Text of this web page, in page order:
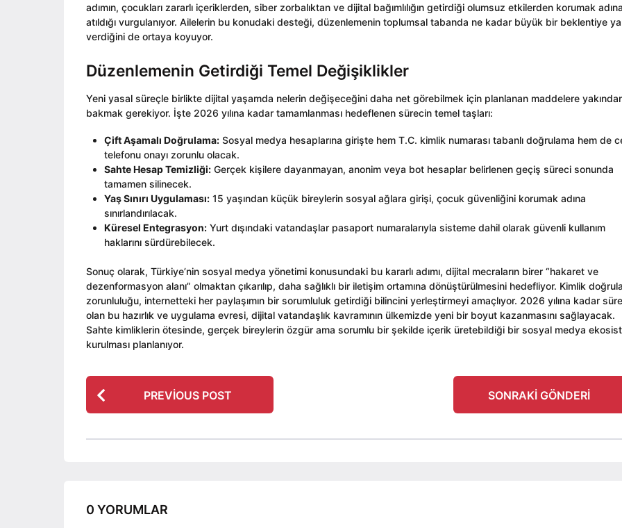
adımın, çocukları zararlı içeriklerden, siber zorbalıktan ve dijital bağımlılığın getirdiği olumsuz etkilerden korumak adına
atıldığı vurgulanıyor. Ailelerin bu konudaki desteği, düzenlemenin toplumsal tabanda ne kadar büyük bir beklentiye
verdiğini de ortaya koyuyor.
Düzenlemenin Getirdiği Temel Değişiklikler
Yeni yasal süreçle birlikte dijital yaşamda nelerin değişeceğini daha net görebilmek için planlanan maddelere
bakmak gerekiyor. İşte 2026 yılına kadar tamamlanması hedeflenen sürecin temel taşları:
Çift Aşamalı Doğrulama: Sosyal medya hesaplarına girişte hem T.C. kimlik numarası tabanlı doğrulama hem de
telefonu onayı zorunlu olacak.
Sahte Hesap Temizliği: Gerçek kişilere dayanmayan, anonim veya bot hesaplar belirlenen geçiş süreci sonunda
tamamen silinecek.
Yaş Sınırı Uygulaması: 15 yaşından küçük bireylerin sosyal ağlara girişi, çocuk güvenliğini korumak adına
sınırlandırılacak.
Küresel Entegrasyon: Yurt dışındaki vatandaşlar pasaport numaralarıyla sisteme dahil olarak güvenli kullanım
haklarını sürdürebilecek.
Sonuç olarak, Türkiye’nin sosyal medya yönetimi konusundaki bu kararlı adımı, dijital mecraların birer “hakaret ve
dezenformasyon alanı” olmaktan çıkarılıp, daha sağlıklı bir iletişim ortamına dönüştürülmesini hedefliyor. Kimlik
zorunluluğu, internetteki her paylaşımın bir sorumluluk getirdiği bilincini yerleştirmeyi amaçlıyor. 2026 yılına kadar
olan bu hazırlık ve uygulama evresi, dijital vatandaşlık kavramının ülkemizde yeni bir boyut kazanmasını sağlayacak.
Sahte kimliklerin ötesinde, gerçek bireylerin özgür ama sorumlu bir şekilde içerik üretebildiği bir sosyal medya
kurulması planlanıyor.
P
o
t
g
i
PREVIOUS POST SONRAKI GÖNDERI
0 YORUMLAR